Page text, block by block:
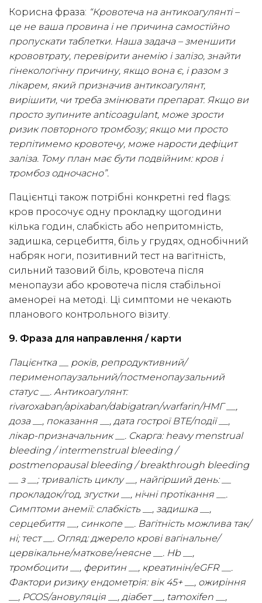
Корисна фраза: “Кровотеча на антикоагулянті –
це не ваша провина і не причина самостійно
пропускати таблетки. Наша задача – зменшити
крововтрату, перевірити анемію і залізо, знайти
гінекологічну причину, якщо вона є, і разом з
лікарем, який призначив антикоагулянт,
вирішити, чи треба змінювати препарат. Якщо ви
просто зупините anticoagulant, може зрости
ризик повторного тромбозу; якщо ми просто
терпітимемо кровотечу, може нарости дефіцит
заліза. Тому план має бути подвійним: кров і
тромбоз одночасно”.
Пацієнтці також потрібні конкретні red flags:
кров просочує одну прокладку щогодини
кілька годин, слабкість або непритомність,
задишка, серцебиття, біль у грудях, однобічний
набряк ноги, позитивний тест на вагітність,
сильний тазовий біль, кровотеча після
менопаузи або кровотеча після стабільної
аменореї на методі. Ці симптоми не чекають
планового контрольного візиту.
9. Фраза для направлення / карти
Пацієнтка __ років, репродуктивний/
перименопаузальний/постменопаузальний
статус __. Антикоагулянт:
rivaroxaban/apixaban/dabigatran/warfarin/НМГ __,
доза __, показання __, дата гострої ВТЕ/події __,
лікар-призначальник __. Скарга: heavy menstrual
bleeding / intermenstrual bleeding /
postmenopausal bleeding / breakthrough bleeding
__ з __; тривалість циклу __, найгірший день: __
прокладок/год, згустки __, нічні протікання __.
Симптоми анемії: слабкість __, задишка __,
серцебиття __, синкопе __. Вагітність можлива так/
ні; тест __. Огляд: джерело крові вагінальне/
цервікальне/маткове/неясне __. Hb __,
тромбоцити __, феритин __, креатинін/eGFR __.
Фактори ризику ендометрія: вік 45+ __, ожиріння
__, PCOS/ановуляція __, діабет __, tamoxifen __,